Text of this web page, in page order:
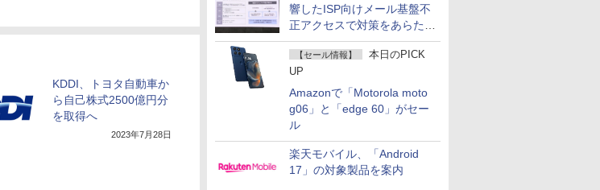
響したISP向けメール基盤不
正アクセスで対策をあらため
て説明
【セール情報】
本日のPICK
UP
Amazonで「Motorola moto
g06」と「edge 60」がセー
ル
楽天モバイル、「Android
17」の対象製品を案内
KDDI、トヨタ自動車か
ら自己株式2500億円分
を取得へ
2023年7月28日